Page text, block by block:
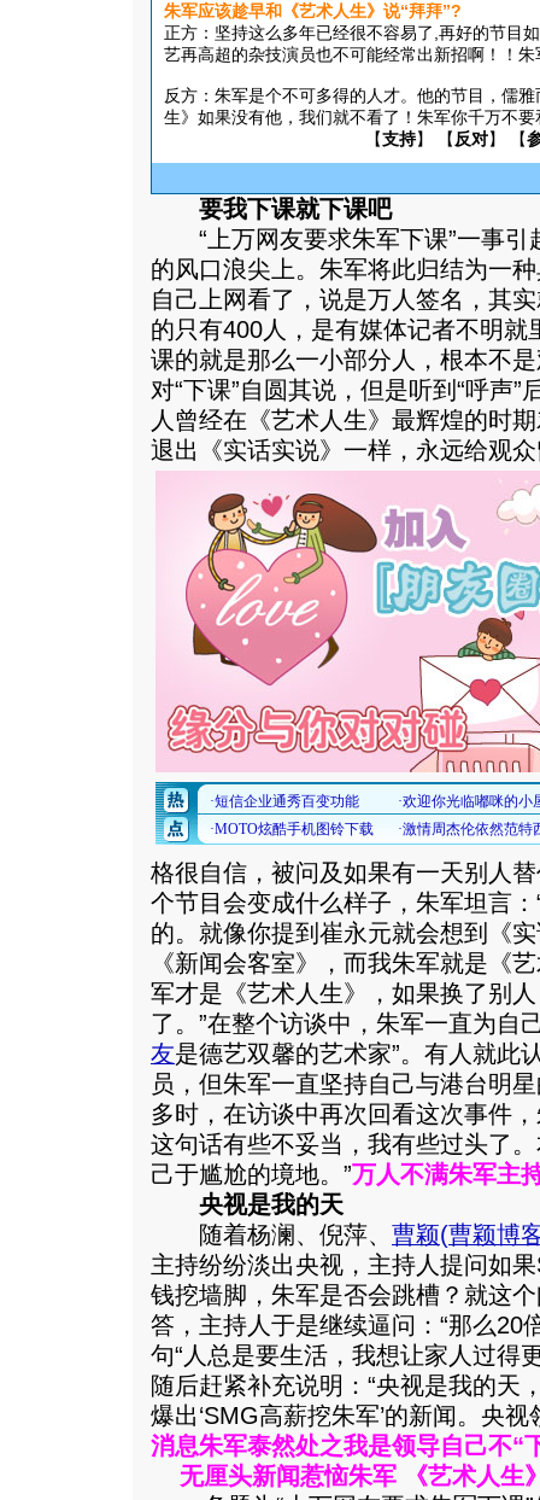
朱军应该趁早和《艺术人生》说“拜拜”?
正方：坚持这么多年已经很不容易了,再好的节目
艺再高超的杂技演员也不可能经常出新招啊！！朱
反方：朱军是个不可多得的人才。他的节目，儒
生》如果没有他，我们就不看了！朱军你千万不要
【支持】 【 反对】 【
要我下课就下课吧
“上万网友要求朱军下课”一事引
的风口浪尖上。朱军将此归结为一
自己上网看了，说是万人签名，其
的只有400人，是有媒体记者不明就
课的就是那么一小部分人，根本不
对“下课”自圆其说，但是听到“呼声”
人曾经在《艺术人生》最辉煌的时
退出《实话实说》一样，永远给观
格很自信，被问及如果有一天别人
个节目会变成什么样子，朱军坦言
的。就像你提到崔永元就会想到《
《新闻会客室》，而我朱军就是《
军才是《艺术人生》，如果换了别
了。”在整个访谈中，朱军一直为自
友是德艺双馨的艺术家”。有人就此
员，但朱军一直坚持自己与港台明
多时，在访谈中再次回看这次事件
这句话有些不妥当，我有些过头了
己于尴尬的境地。”万人不满朱军主
央视是我的天
随着杨澜、倪萍、 曹颖(曹颖博
主持纷纷淡出央视，主持人提问如
钱挖墙脚，朱军是否会跳槽？就这
答，主持人于是继续逼问：“那么20
句“人总是要生活，我想让家人过得
随后赶紧补充说明：“央视是我的天
爆出‘SMG高薪挖朱军’的新闻。央
消息朱军泰然处之我是领导自己不“
无厘头新闻惹恼朱军 《艺术人生